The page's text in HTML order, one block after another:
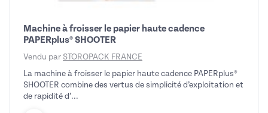
Machine à froisser le papier haute cadence
PAPERplus® SHOOTER
Vendu par STOROPACK FRANCE
La machine à froisser le papier haute cadence PAPERplus®
SHOOTER combine des vertus de simplicité d’exploitation et
de rapidité d’...